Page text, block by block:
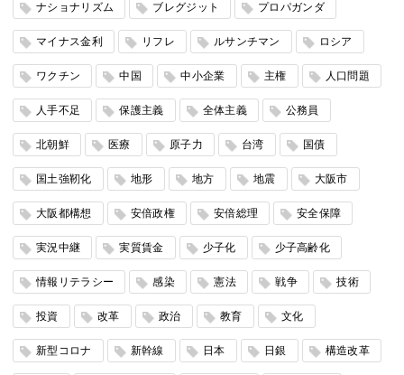
ナショナリズム ブレグジット プロパガンダ
マイナス金利 リフレ ルサンチマン ロシア
ワクチン 中国 中小企業 主権 人口問題
人手不足 保護主義 全体主義 公務員
北朝鮮 医療 原子力 台湾 国債
国土強靭化 地形 地方 地震 大阪市
大阪都構想 安倍政権 安倍総理 安全保障
実況中継 実質賃金 少子化 少子高齢化
情報リテラシー 感染 憲法 戦争 技術
投資 改革 政治 教育 文化
新型コロナ 新幹線 日本 日銀 構造改革